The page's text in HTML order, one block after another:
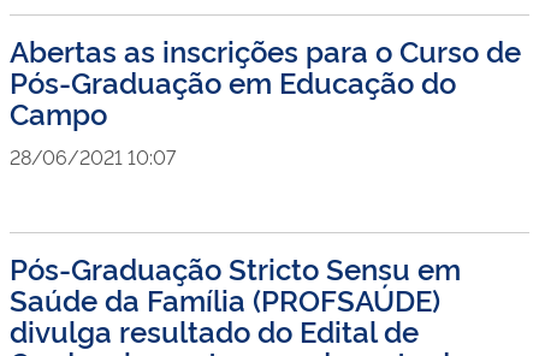
Abertas as inscrições para o Curso de
Pós-Graduação em Educação do
Campo
28/06/2021 10:07
Pós-Graduação Stricto Sensu em
Saúde da Família (PROFSAÚDE)
divulga resultado do Edital de